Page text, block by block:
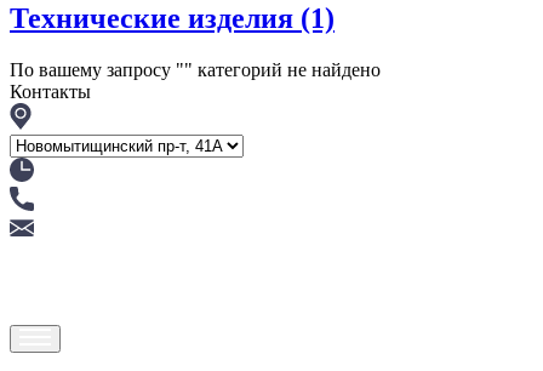
Технические изделия (1)
По вашему запросу "" категорий не найдено
Контакты